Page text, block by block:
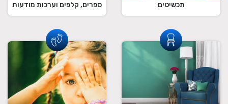
תכשיטים ספרים, קלפים וערכות מודעות